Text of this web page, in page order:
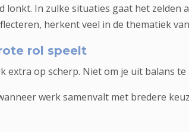
lonkt. In zulke situaties gaat het zelden
herkent veel in de thematiek van
rol speelt
extra op scherp. Niet om je uit balans
werk samenvalt met bredere